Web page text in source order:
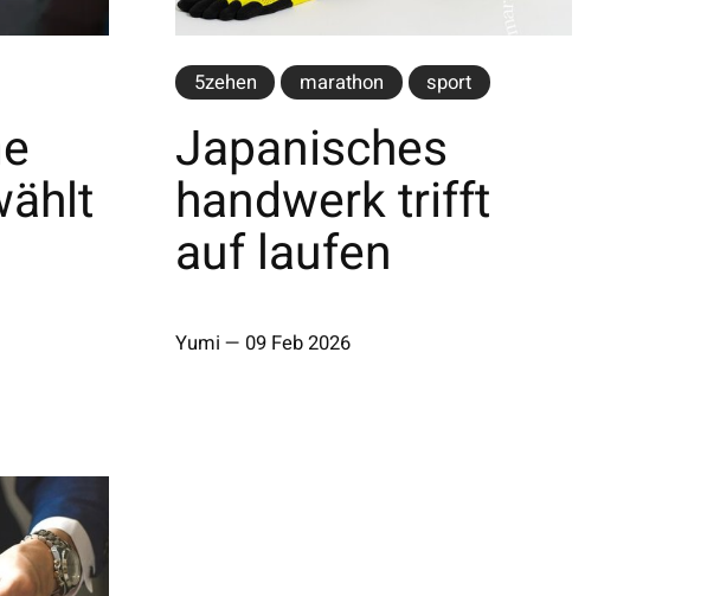
5zehen marathon sport
Japanisches
handwerk trifft
auf laufen
Yumi — 09 Feb 2026